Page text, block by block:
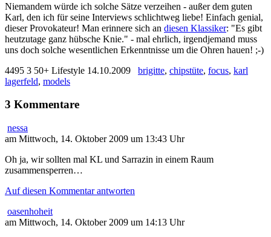
Niemandem würde ich solche Sätze verzeihen - außer dem guten
Karl, den ich für seine Interviews schlichtweg liebe! Einfach genial,
dieser Provokateur! Man erinnere sich an diesen Klassiker: "Es gibt
heutzutage ganz hübsche Knie." - mal ehrlich, irgendjemand muss
uns doch solche wesentlichen Erkenntnisse um die Ohren hauen! ;-)
4495 3 50+ Lifestyle 14.10.2009 brigitte, chipstüte, focus, karl
lagerfeld, models
3 Kommentare
nessa
am Mittwoch, 14. Oktober 2009 um 13:43 Uhr
Oh ja, wir sollten mal KL und Sarrazin in einem Raum
zusammensperren…
Auf diesen Kommentar antworten
oasenhoheit
am Mittwoch, 14. Oktober 2009 um 14:13 Uhr